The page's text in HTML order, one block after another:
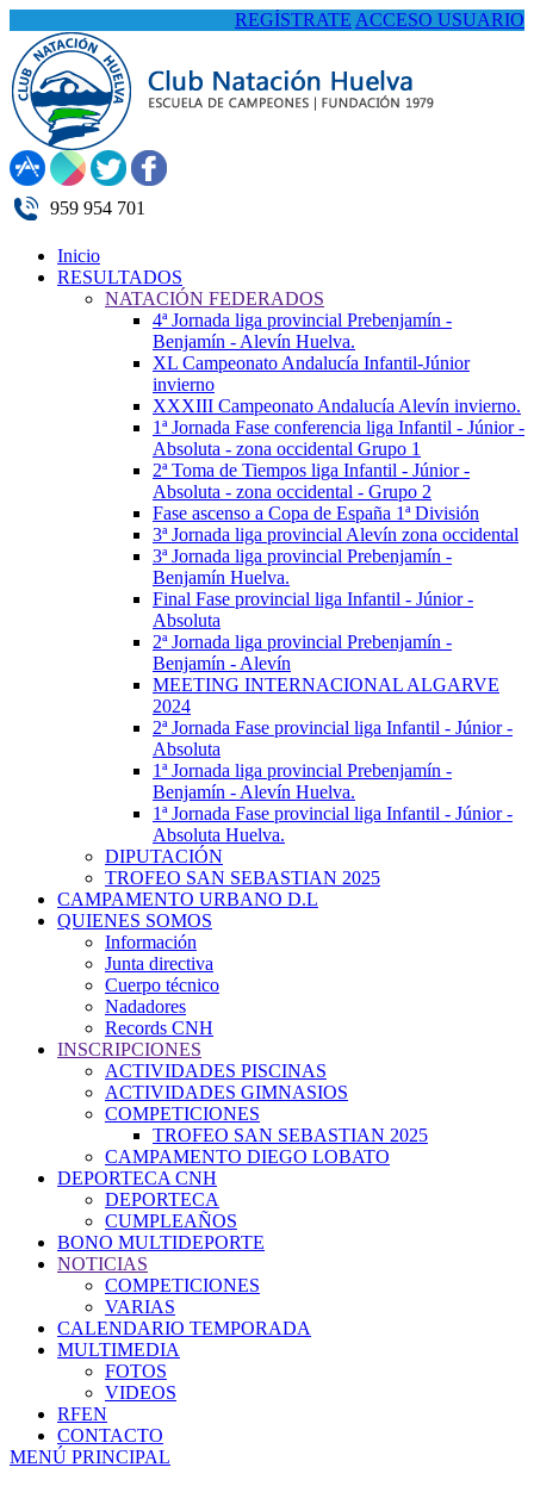
REGÍSTRATE ACCESO USUARIO
959 954 701
Inicio
RESULTADOS
NATACIÓN FEDERADOS
4ª Jornada liga provincial Prebenjamín -
Benjamín - Alevín Huelva.
XL Campeonato Andalucía Infantil-Júnior
invierno
XXXIII Campeonato Andalucía Alevín invierno.
1ª Jornada Fase conferencia liga Infantil - Júnior -
Absoluta - zona occidental Grupo 1
2ª Toma de Tiempos liga Infantil - Júnior -
Absoluta - zona occidental - Grupo 2
Fase ascenso a Copa de España 1ª División
3ª Jornada liga provincial Alevín zona occidental
3ª Jornada liga provincial Prebenjamín -
Benjamín Huelva.
Final Fase provincial liga Infantil - Júnior -
Absoluta
2ª Jornada liga provincial Prebenjamín -
Benjamín - Alevín
MEETING INTERNACIONAL ALGARVE
2024
2ª Jornada Fase provincial liga Infantil - Júnior -
Absoluta
1ª Jornada liga provincial Prebenjamín -
Benjamín - Alevín Huelva.
1ª Jornada Fase provincial liga Infantil - Júnior -
Absoluta Huelva.
DIPUTACIÓN
TROFEO SAN SEBASTIAN 2025
CAMPAMENTO URBANO D.L
QUIENES SOMOS
Información
Junta directiva
Cuerpo técnico
Nadadores
Records CNH
INSCRIPCIONES
ACTIVIDADES PISCINAS
ACTIVIDADES GIMNASIOS
COMPETICIONES
TROFEO SAN SEBASTIAN 2025
CAMPAMENTO DIEGO LOBATO
DEPORTECA CNH
DEPORTECA
CUMPLEAÑOS
BONO MULTIDEPORTE
NOTICIAS
COMPETICIONES
VARIAS
CALENDARIO TEMPORADA
MULTIMEDIA
FOTOS
VIDEOS
RFEN
CONTACTO
MENÚ PRINCIPAL